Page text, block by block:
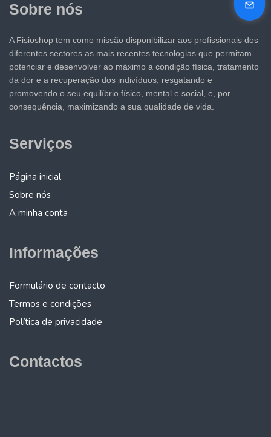
Sobre nós
A Fisioshop tem como missão disponibilizar aos profissionais dos
diferentes sectores as mais recentes tecnologias que permitam
potenciar e desenvolver ao máximo a condição física, tratamento
da dor e a recuperação dos indivíduos, resgatando e
promovendo o seu equilíbrio físico, mental e social, e, por
consequência, maximizando a sua qualidade de vida.
Serviços
Página inicial
Sobre nós
A minha conta
Informações
Formulário de contacto
Termos e condições
Política de privacidade
Contactos